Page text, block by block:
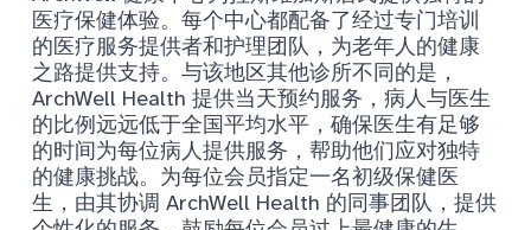
医疗保健体验。每个中心都配备了经过专门培训
的医疗服务提供者和护理团队，为老年人的健康
之路提供支持。与该地区其他诊所不同的是，
ArchWell Health 提供当天预约服务，病人与医生
的比例远远低于全国平均水平，确保医生有足够
的时间为每位病人提供服务，帮助他们应对独特
的健康挑战。为每位会员指定一名初级保健医
生，由其协调 ArchWell Health 的同事团队，提供